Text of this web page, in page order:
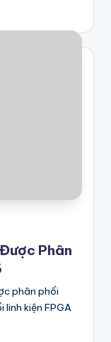
Phân
phân phối
kiện FPGA